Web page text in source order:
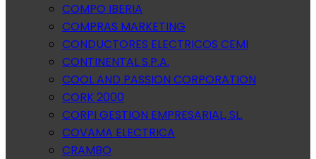
COMPO IBERIA
COMPRAS MARKETING
CONDUCTORES ELECTRICOS CEMI
CONTINENTAL S.P.A.
COOL AND PASSION CORPORATION
CORK 2000
CORPI GESTION EMPRESARIAL, SL.
COVAMA ELECTRICA
CRAMBO